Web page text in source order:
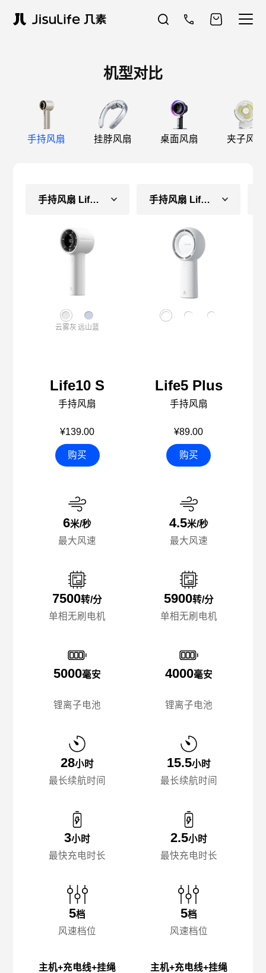
机型对比
手持风扇 挂脖风扇 桌面风扇 夹子风扇
手持风扇 Life10S
云雾灰 远山蓝
Life10 S
手持风扇
¥139.00
购买
6米/秒
最大风速
7500转/分
单相无刷电机
5000毫安
锂离子电池
28小时
最长续航时间
3小时
最快充电时长
5档
风速档位
主机+充电线+挂绳
手持风扇 Life5 Plus
Life5 Plus
手持风扇
¥89.00
购买
4.5米/秒
最大风速
5900转/分
单相无刷电机
4000毫安
锂离子电池
15.5小时
最长续航时间
2.5小时
最快充电时长
5档
风速档位
主机+充电线+挂绳